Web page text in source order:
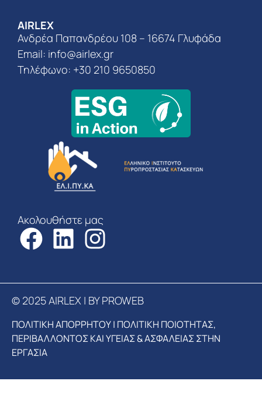
AIRLEX
Ανδρέα Παπανδρέου 108 – 16674 Γλυφάδα
Email: info@airlex.gr
Τηλέφωνο: +30 210 9650850
Ακολουθήστε μας
© 2025 AIRLEX | BY PROWEB
ΠΟΛΙΤΙΚΗ ΑΠΟΡΡΗΤΟΥ| ΠΟΛΙΤΙΚΗ ΠΟΙΟΤΗΤΑΣ,
ΠΕΡΙΒΑΛΛΟΝΤΟΣ ΚΑΙ ΥΓΕΙΑΣ & ΑΣΦΑΛΕΙΑΣ ΣΤΗΝ
ΕΡΓΑΣΙΑ